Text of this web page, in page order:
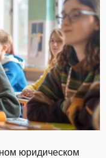
юридическом